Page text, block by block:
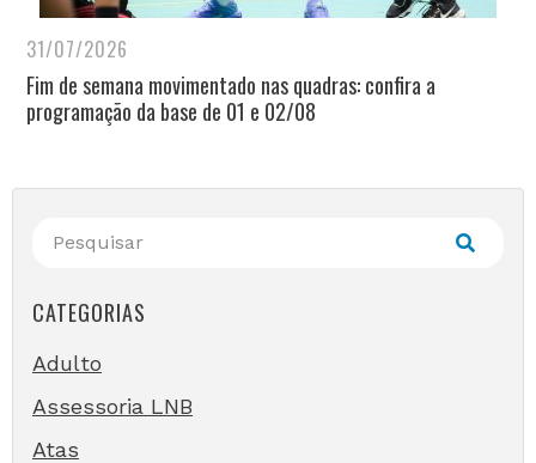
31/07/2026
Fim de semana movimentado nas quadras: confira a
programação da base de 01 e 02/08
CATEGORIAS
Adulto
Assessoria LNB
Atas